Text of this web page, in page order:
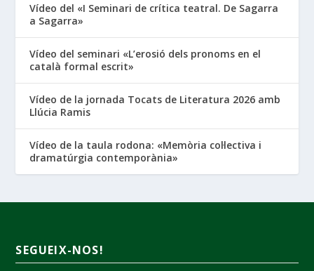
Vídeo del «I Seminari de crítica teatral. De Sagarra
a Sagarra»
Vídeo del seminari «L’erosió dels pronoms en el
català formal escrit»
Vídeo de la jornada Tocats de Literatura 2026 amb
Llúcia Ramis
Vídeo de la taula rodona: «Memòria col·lectiva i
dramatúrgia contemporània»
SEGUEIX-NOS!